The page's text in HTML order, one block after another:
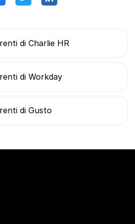
di Charlie HR
di Workday
di Gusto